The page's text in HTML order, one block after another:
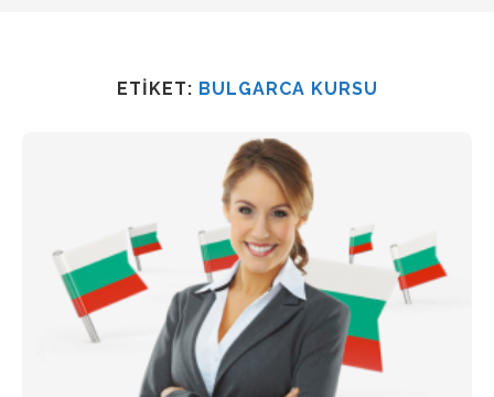
ETIKET: BULGARCA KURSU